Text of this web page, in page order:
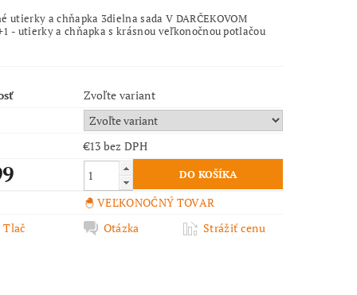
utierky a chňapka 3dielna sada V DARČEKOVOM
- utierky a chňapka s krásnou veľkonočnou potlačou
Zvoľte variant
€13 bez DPH
🐣 VEĽKONOČNÝ TOVAR
Tlač
Otázka Strážiť cenu